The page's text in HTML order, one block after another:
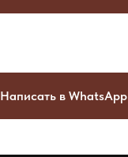
Написать в WhatsApp